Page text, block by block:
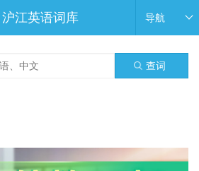
沪江英语词库 导航
查词